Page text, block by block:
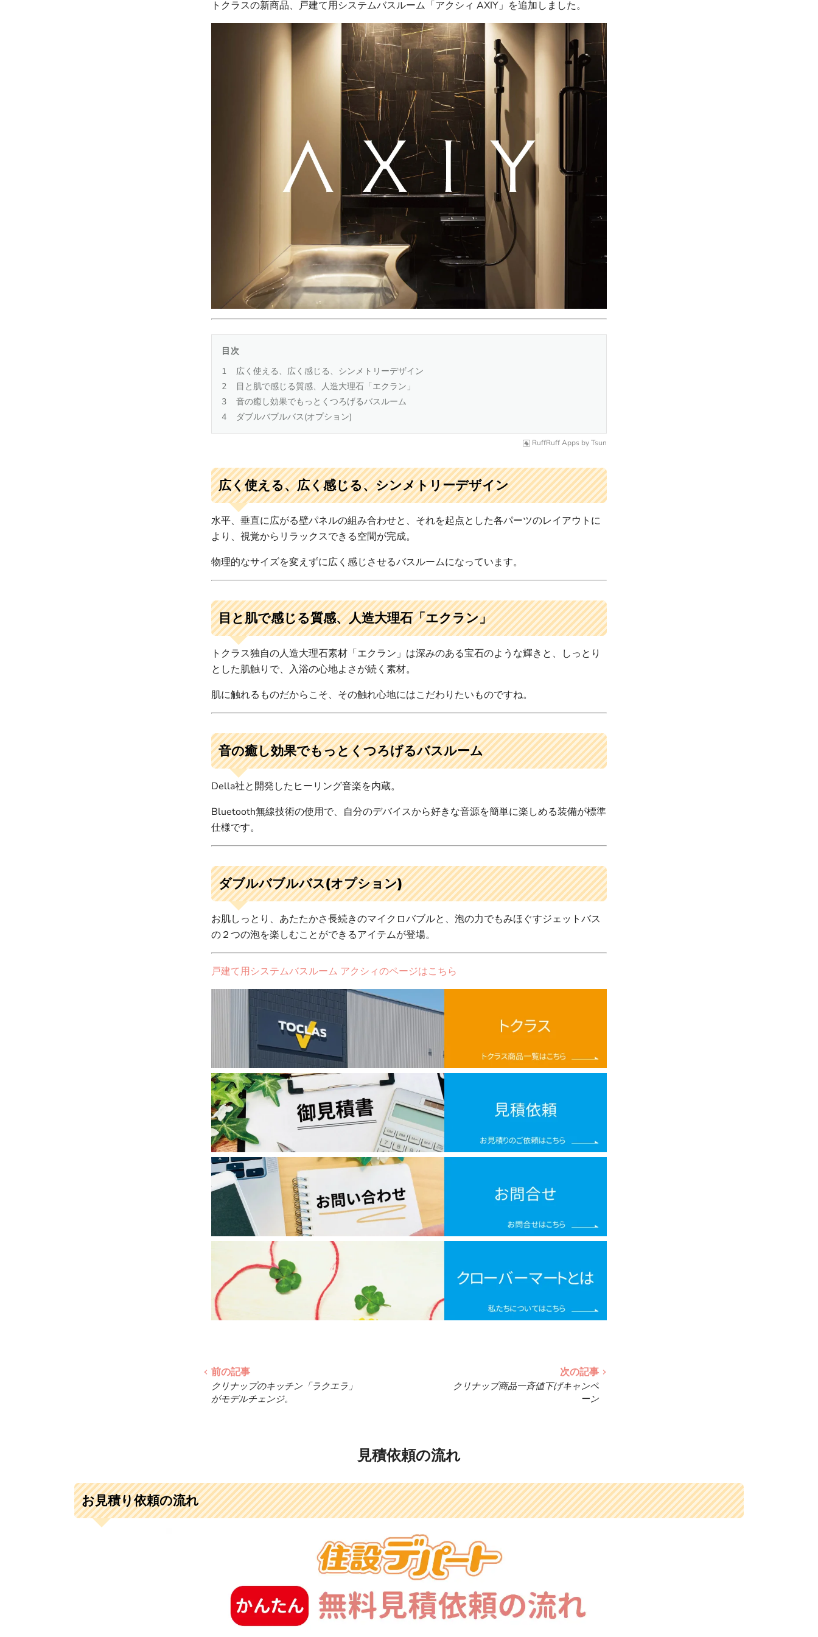
トクラスの新商品、戸建て用システムバスルーム「アクシィ AXIY」を追加しました。
目次
広く使える、広く感じる、シンメトリーデザイン
目と肌で感じる質感、人造大理石「エクラン」
音の癒し効果でもっとくつろげるバスルーム
ダブルバブルバス(オプション)
RuffRuff Apps byTsun
広く使える、広く感じる、シンメトリーデザイン
水平、垂直に広がる壁パネルの組み合わせと、それを起点とした各パーツのレイアウトに
より、視覚からリラックスできる空間が完成。
物理的なサイズを変えずに広く感じさせるバスルームになっています。
目と肌で感じる質感、人造大理石「エクラン」
トクラス独自の人造大理石素材「エクラン」は深みのある宝石のような輝きと、しっとり
とした肌触りで、入浴の心地よさが続く素材。
肌に触れるものだからこそ、その触れ心地にはこだわりたいものですね。
音の癒し効果でもっとくつろげるバスルーム
Della社と開発したヒーリング音楽を内蔵。
Bluetooth無線技術の使用で、自分のデバイスから好きな音源を簡単に楽しめる装備が標準
仕様です。
ダブルバブルバス(オプション)
お肌しっとり、あたたかさ長続きのマイクロバブルと、泡の力でもみほぐすジェットバス
の２つの泡を楽しむことができるアイテムが登場。
戸建て用システムバスルーム アクシィのページはこちら
前の記事
クリナップのキッチン「ラクエラ」
がモデルチェンジ。
次の記事
クリナップ商品一斉値下げキャンペ
ーン
見積依頼の流れ
お見積り依頼の流れ